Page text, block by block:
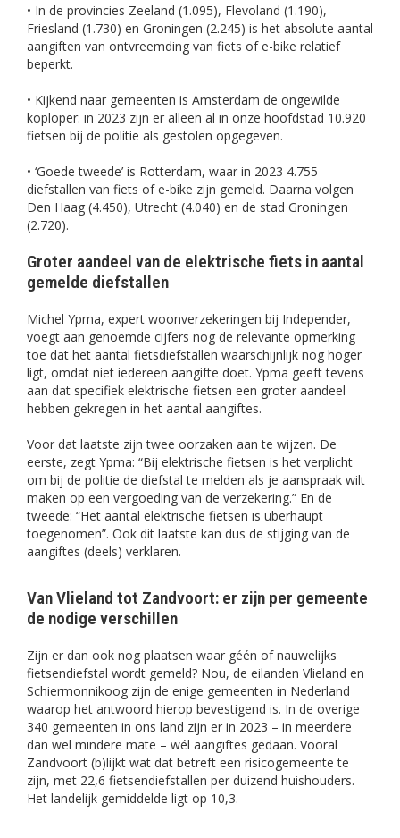
• In de provincies Zeeland (1.095), Flevoland (1.190),
Friesland (1.730) en Groningen (2.245) is het absolute aantal
aangiften van ontvreemding van fiets of e-bike relatief
beperkt.
• Kijkend naar gemeenten is Amsterdam de ongewilde
koploper: in 2023 zijn er alleen al in onze hoofdstad 10.920
fietsen bij de politie als gestolen opgegeven.
• ‘Goede tweede’ is Rotterdam, waar in 2023 4.755
diefstallen van fiets of e-bike zijn gemeld. Daarna volgen
Den Haag (4.450), Utrecht (4.040) en de stad Groningen
(2.720).
Groter aandeel van de elektrische fiets in aantal
gemelde diefstallen
Michel Ypma, expert woonverzekeringen bij Independer,
voegt aan genoemde cijfers nog de relevante opmerking
toe dat het aantal fietsdiefstallen waarschijnlijk nog hoger
ligt, omdat niet iedereen aangifte doet. Ypma geeft tevens
aan dat specifiek elektrische fietsen een groter aandeel
hebben gekregen in het aantal aangiftes.
Voor dat laatste zijn twee oorzaken aan te wijzen. De
eerste, zegt Ypma: “Bij elektrische fietsen is het verplicht
om bij de politie de diefstal te melden als je aanspraak wilt
maken op een vergoeding van de verzekering.” En de
tweede: “Het aantal elektrische fietsen is überhaupt
toegenomen”. Ook dit laatste kan dus de stijging van de
aangiftes (deels) verklaren.
Van Vlieland tot Zandvoort: er zijn per gemeente
de nodige verschillen
Zijn er dan ook nog plaatsen waar géén of nauwelijks
fietsendiefstal wordt gemeld? Nou, de eilanden Vlieland en
Schiermonnikoog zijn de enige gemeenten in Nederland
waarop het antwoord hierop bevestigend is. In de overige
340 gemeenten in ons land zijn er in 2023 – in meerdere
dan wel mindere mate – wél aangiftes gedaan. Vooral
Zandvoort (b)lijkt wat dat betreft een risicogemeente te
zijn, met 22,6 fietsendiefstallen per duizend huishouders.
Het landelijk gemiddelde ligt op 10,3.